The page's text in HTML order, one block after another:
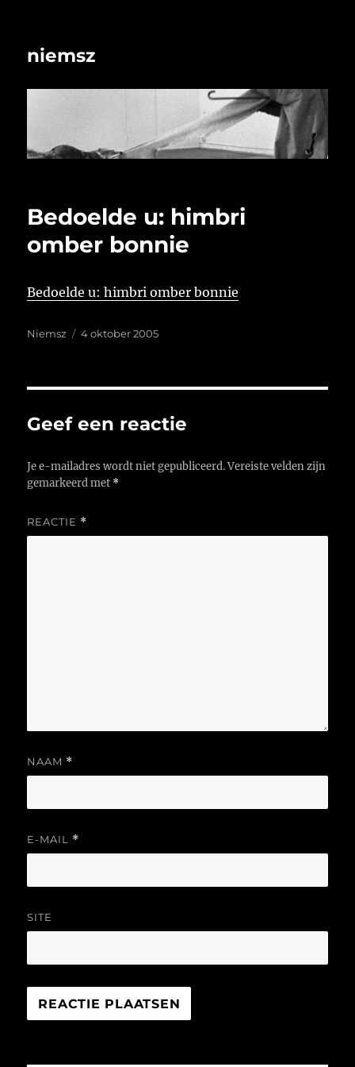
niemsz
Bedoelde u: himbri
omber bonnie
Bedoelde u: himbri omber bonnie
Auteur
Niemsz
Geplaatst
4 oktober 2005
Geef een reactie
Je e-mailadres wordt niet gepubliceerd. Vereiste velden zijn
gemarkeerd met *
REACTIE *
NAAM *
E-MAIL *
SITE